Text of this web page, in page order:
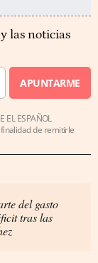
las noticias
APUNTARME
EL ESPAÑOL
finalidad de remitirle
del gasto
tras las